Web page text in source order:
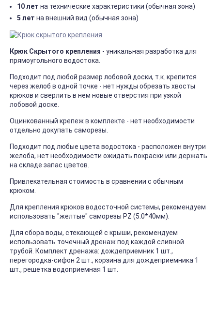
10 лет на технические характеристики (обычная зона)
5 лет на внешний вид (обычная зона)
Крюк Скрытого крепления - уникальная разработка для
прямоугольного водостока.
Подходит под любой размер лобовой доски, т.к. крепится
через желоб в одной точке - нет нужды обрезать хвосты
крюков и сверлить в нем новые отверстия при узкой
лобовой доске.
Оцинкованный крепеж в комплекте - нет необходимости
отдельно докупать саморезы.
Подходит под любые цвета водостока - расположен внутри
желоба, нет необходимости ожидать покраски или держать
на складе запас цветов.
Привлекательная стоимость в сравнении с обычным
крюком.
Для крепления крюков водосточной системы, рекомендуем
использовать "желтые" саморезы PZ (5.0*40мм).
Для сбора воды, стекающей с крыши, рекомендуем
использовать точечный дренаж под каждой сливной
трубой. Комплект дренажа: дождеприемник 1 шт.,
перегородка-сифон 2 шт., корзина для дождеприемника 1
шт., решетка водоприемная 1 шт.